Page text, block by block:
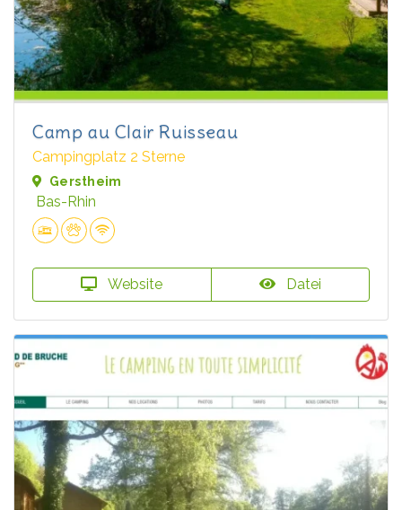
Camp au Clair Ruisseau
Campingplatz 2 Sterne
Gerstheim
Bas-Rhin
Website Datei